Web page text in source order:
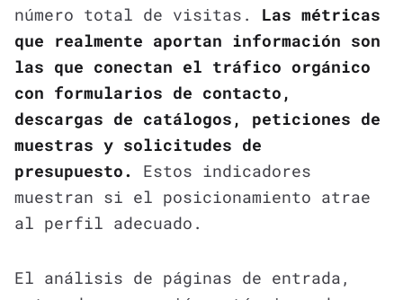
número total de visitas. Las métricas
que realmente aportan información son
las que conectan el tráfico orgánico
con formularios de contacto,
descargas de catálogos, peticiones de
muestras y solicitudes de
presupuesto.
Estos indicadores
muestran si el posicionamiento atrae
al perfil adecuado.
El análisis de páginas de entrada,